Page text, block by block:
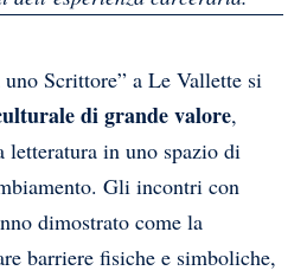
uno Scrittore” a Le Vallette si
di grande valore,
letteratura in uno spazio di
Gli incontri con
dimostrato come la
barriere fisiche e simboliche,